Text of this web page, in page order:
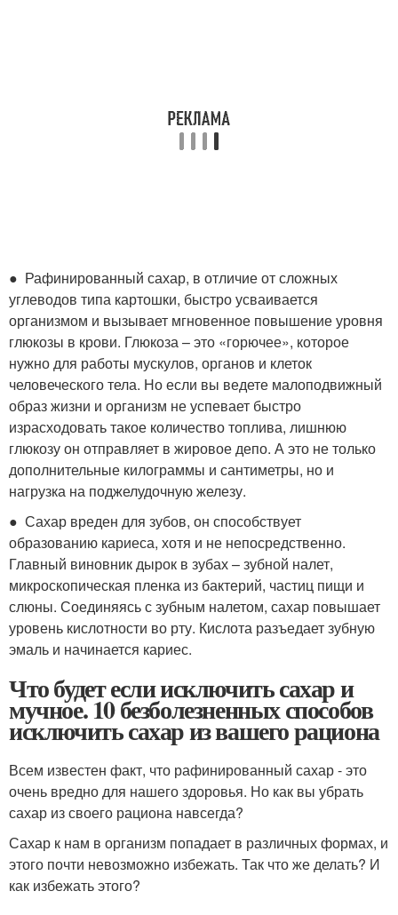
● Рафинированный сахар, в отличие от сложных
углеводов типа картошки, быстро усваивается
организмом и вызывает мгновенное повышение уровня
глюкозы в крови. Глюкоза – это «горючее», которое
нужно для работы мускулов, органов и клеток
человеческого тела. Но если вы ведете малоподвижный
образ жизни и организм не успевает быстро
израсходовать такое количество топлива, лишнюю
глюкозу он отправляет в жировое депо. А это не только
дополнительные килограммы и сантиметры, но и
нагрузка на поджелудочную железу.
● Сахар вреден для зубов, он способствует
образованию кариеса, хотя и не непосредственно.
Главный виновник дырок в зубах – зубной налет,
микроскопическая пленка из бактерий, частиц пищи и
слюны. Соединяясь с зубным налетом, сахар повышает
уровень кислотности во рту. Кислота разъедает зубную
эмаль и начинается кариес.
Что будет если исключить сахар и
мучное. 10 безболезненных способов
исключить сахар из вашего рациона
Всем известен факт, что рафинированный сахар - это
очень вредно для нашего здоровья. Но как вы убрать
сахар из своего рациона навсегда?
Сахар к нам в организм попадает в различных формах, и
этого почти невозможно избежать. Так что же делать? И
как избежать этого?